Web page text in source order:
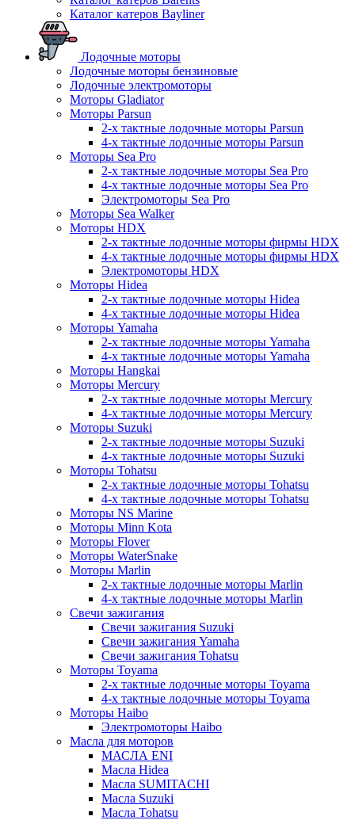
Каталог катеров Bayliner
Лодочные моторы
Лодочные моторы бензиновые
Лодочные электромоторы
Моторы Gladiator
Моторы Parsun
2-х тактные лодочные моторы Parsun
4-х тактные лодочные моторы Parsun
Моторы Sea Pro
2-х тактные лодочные моторы Sea Pro
4-х тактные лодочные моторы Sea Pro
Электромоторы Sea Pro
Моторы Sea Walker
Моторы HDX
2-х тактные лодочные моторы фирмы HDX
4-х тактные лодочные моторы фирмы HDX
Электромоторы HDX
Моторы Hidea
2-х тактные лодочные моторы Hidea
4-х тактные лодочные моторы Hidea
Моторы Yamaha
2-х тактные лодочные моторы Yamaha
4-х тактные лодочные моторы Yamaha
Моторы Hangkai
Моторы Mercury
2-х тактные лодочные моторы Mercury
4-х тактные лодочные моторы Mercury
Моторы Suzuki
2-х тактные лодочные моторы Suzuki
4-х тактные лодочные моторы Suzuki
Моторы Tohatsu
2-х тактные лодочные моторы Tohatsu
4-х тактные лодочные моторы Tohatsu
Моторы NS Marine
Моторы Minn Kota
Моторы Flover
Моторы WaterSnake
Моторы Marlin
2-х тактные лодочные моторы Marlin
4-х тактные лодочные моторы Marlin
Свечи зажигания
Свечи зажигания Suzuki
Свечи зажигания Yamaha
Свечи зажигания Tohatsu
Моторы Toyama
2-х тактные лодочные моторы Toyama
4-х тактные лодочные моторы Toyama
Моторы Haibo
Электромоторы Haibo
Масла для моторов
МАСЛА ENI
Масла Hidea
Масла SUMITACHI
Масла Suzuki
Масла Tohatsu